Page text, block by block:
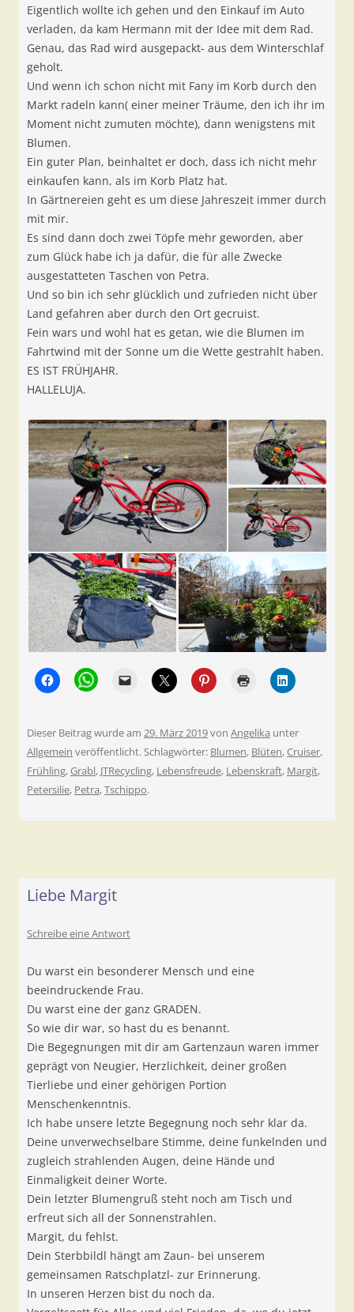
Eigentlich wollte ich gehen und den Einkauf im Auto
verladen, da kam Hermann mit der Idee mit dem Rad.
Genau, das Rad wird ausgepackt- aus dem Winterschlaf
geholt.
Und wenn ich schon nicht mit Fany im Korb durch den
Markt radeln kann( einer meiner Träume, den ich ihr im
Moment nicht zumuten möchte), dann wenigstens mit
Blumen.
Ein guter Plan, beinhaltet er doch, dass ich nicht mehr
einkaufen kann, als im Korb Platz hat.
In Gärtnereien geht es um diese Jahreszeit immer durch
mit mir.
Es sind dann doch zwei Töpfe mehr geworden, aber
zum Glück habe ich ja dafür, die für alle Zwecke
ausgestatteten Taschen von Petra.
Und so bin ich sehr glücklich und zufrieden nicht über
Land gefahren aber durch den Ort gecruist.
Fein wars und wohl hat es getan, wie die Blumen im
Fahrtwind mit der Sonne um die Wette gestrahlt haben.
ES IST FRÜHJAHR.
HALLELUJA.
Dieser Beitrag wurde am 29. März 2019von Angelika unter
Allgemein veröffentlicht. Schlagwörter: Blumen, Blüten,Cruiser,
Frühling, Grabl, JTRecycling, Lebensfreude, Lebenskraft, Margit,
Petersilie, Petra,Tschippo.
Liebe Margit
Schreibe eine Antwort
Du warst ein besonderer Mensch und eine
beeindruckende Frau.
Du warst eine der ganz GRADEN.
So wie dir war, so hast du es benannt.
Die Begegnungen mit dir am Gartenzaun waren immer
geprägt von Neugier, Herzlichkeit, deiner großen
Tierliebe und einer gehörigen Portion
Menschenkenntnis.
Ich habe unsere letzte Begegnung noch sehr klar da.
Deine unverwechselbare Stimme, deine funkelnden und
zugleich strahlenden Augen, deine Hände und
Einmaligkeit deiner Worte.
Dein letzter Blumengruß steht noch am Tisch und
erfreut sich all der Sonnenstrahlen.
Margit, du fehlst.
Dein Sterbbildl hängt am Zaun- bei unserem
gemeinsamen Ratschplatzl- zur Erinnerung.
In unseren Herzen bist du noch da.